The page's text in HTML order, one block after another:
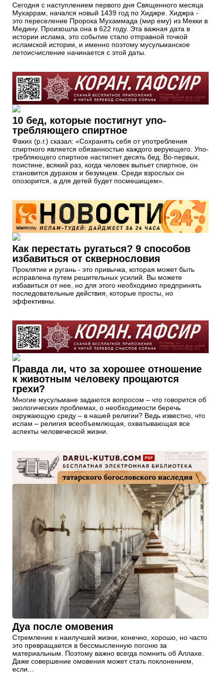
Сегодня с наступлением первого дня Священного месяца
Мухаррам, начался новый 1439 год по Хиджре. Хиджра -
это переселение Пророка Мухаммада (мир ему) из Мекки в
Медину. Произошла она в 622 году. Эта важная дата в
истории ислама, это событие стало отправной точкой
исламской истории, и именно поэтому мусульманское
летоисчисление начинается с этой даты.
10 бед, которые постигнут упо­
требляющего спиртное
Факих (р.г.) сказал: «Сохранять себя от употребления
спиртного является обязанностью каждого верующего. Упо­
требляющего спиртное настигнет десять бед. Во-первых,
поистине, всякий раз, когда человек выпьет спиртное, он
становится дураком и безумцем. Среди взрослых он
опозорится, а для детей будет посмешищем».
Как перестать ругаться? 9 способов
избавиться от сквернословия
Проклятие и ругань - это привычка, которая может быть
исправлена путем решительных усилий. Вы можете
избавиться от нее, но для этого необходимо предпринять
последовательные действия, которые просты, но
эффективны.
Правда ли, что за хорошее отношение
к животным человеку прощаются
грехи?
Многие мусульмане задаются вопросом – что говорится об
экологических проблемах, о необходимости беречь
окружающую среду – в нашей религии? Ведь известно, что
ислам – религия всеобъемлющая, охватывающая все
аспекты человеческой жизни.
Дуа после омовения
Стремление к наилучшей жизни, конечно, хорошо, но часто
это превращается в бессмысленную погоню за
материальным. Поэтому важно всегда помнить об Аллахе.
Даже совершение омовения может стать поклонением,
если...